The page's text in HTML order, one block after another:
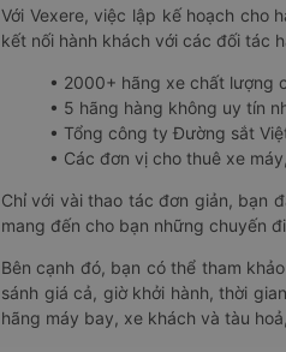
Với Vexere, việc lập kế hoạch cho
kết nối hành khách với các đối tác
• 2000+ hãng xe chất lượng
• 5 hãng hàng không uy tín
• Tổng công ty Đường sắt
• Các đơn vị cho thuê xe
Chỉ với vài thao tác đơn giản, bạn
mang đến cho bạn những chuyến
Bên cạnh đó, bạn có thể tham
sánh giá cả, giờ khởi hành, thời
hãng máy bay, xe khách và tàu